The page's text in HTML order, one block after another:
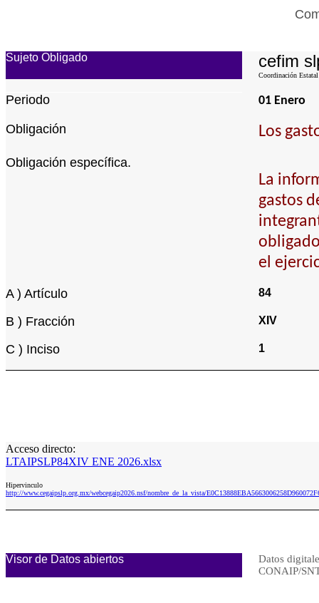
Sujeto Obligado cefim
Coordinación
Periodo 01 Enero
Obligación Los
Obligación específica.
La
gastos
el
A ) Artículo 84
B ) Fracción XIV
C ) Inciso 1
Acceso directo:
LTAIPSLP84XIV ENE 2026.xlsx
Hipervinculo
http://www.cegaipslp.org.mx/webcegaip2026.nsf/nombre_de_la_vista/
Visor de Datos abiertos
Datos
CONAIP/